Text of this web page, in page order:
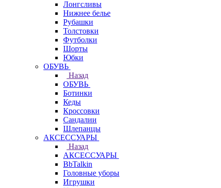
Лонгсливы
Нижнее белье
Рубашки
Толстовки
Футболки
Шорты
Юбки
ОБУВЬ
Назад
ОБУВЬ
Ботинки
Кеды
Кроссовки
Сандалии
Шлепанцы
АКСЕССУАРЫ
Назад
АКСЕССУАРЫ
BbTalkin
Головные уборы
Игрушки